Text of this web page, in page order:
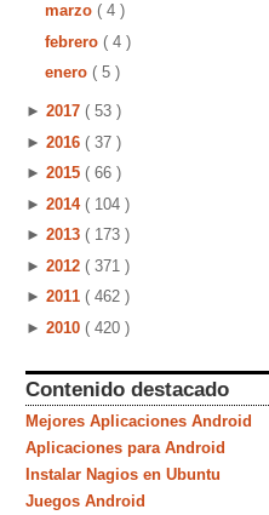
marzo ( 4 )
febrero ( 4 )
enero ( 5 )
► 2017 ( 53 )
► 2016 ( 37 )
► 2015 ( 66 )
► 2014 ( 104 )
► 2013 ( 173 )
► 2012 ( 371 )
► 2011 ( 462 )
► 2010 ( 420 )
Contenido destacado
Mejores Aplicaciones Android
Aplicaciones para Android
Instalar Nagios en Ubuntu
Juegos Android